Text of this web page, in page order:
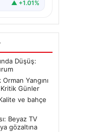
▲ +1.01%
Düşüş:
Yangını
Kritik Günler
ve bahçe
Beyaz TV
gözaltına